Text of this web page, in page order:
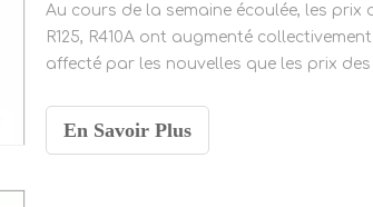
Au cours de la semaine écoulée, les prix
R125, R410A ont augmenté
affecté par les nouvelles que les prix
En Savoir Plus